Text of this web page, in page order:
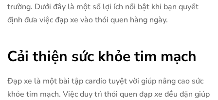
trường. Dưới đây là một số lợi ích nổi bật khi bạn quyết
định đưa việc đạp xe vào thói quen hàng ngày.
Cải thiện sức khỏe tim mạch
Đạp xe là một bài tập cardio tuyệt vời giúp nâng cao sức
khỏe tim mạch. Việc duy trì thói quen đạp xe đều đặn giúp